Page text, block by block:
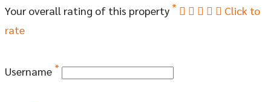
Your overall rating of this property *
Click to
rate
Username *